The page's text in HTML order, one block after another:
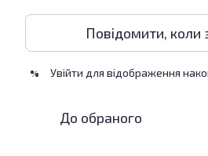
Повідомити, коли
% Увійти для відображення
До обраного